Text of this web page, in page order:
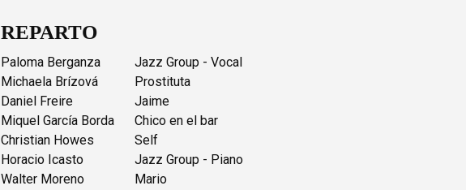
REPARTO
Paloma Berganza
Jazz Group - Vocal
Michaela Brízová
Prostituta
Daniel Freire
Jaime
Miquel García Borda
Chico en el bar
Christian Howes
Self
Horacio Icasto
Jazz Group - Piano
Walter Moreno
Mario